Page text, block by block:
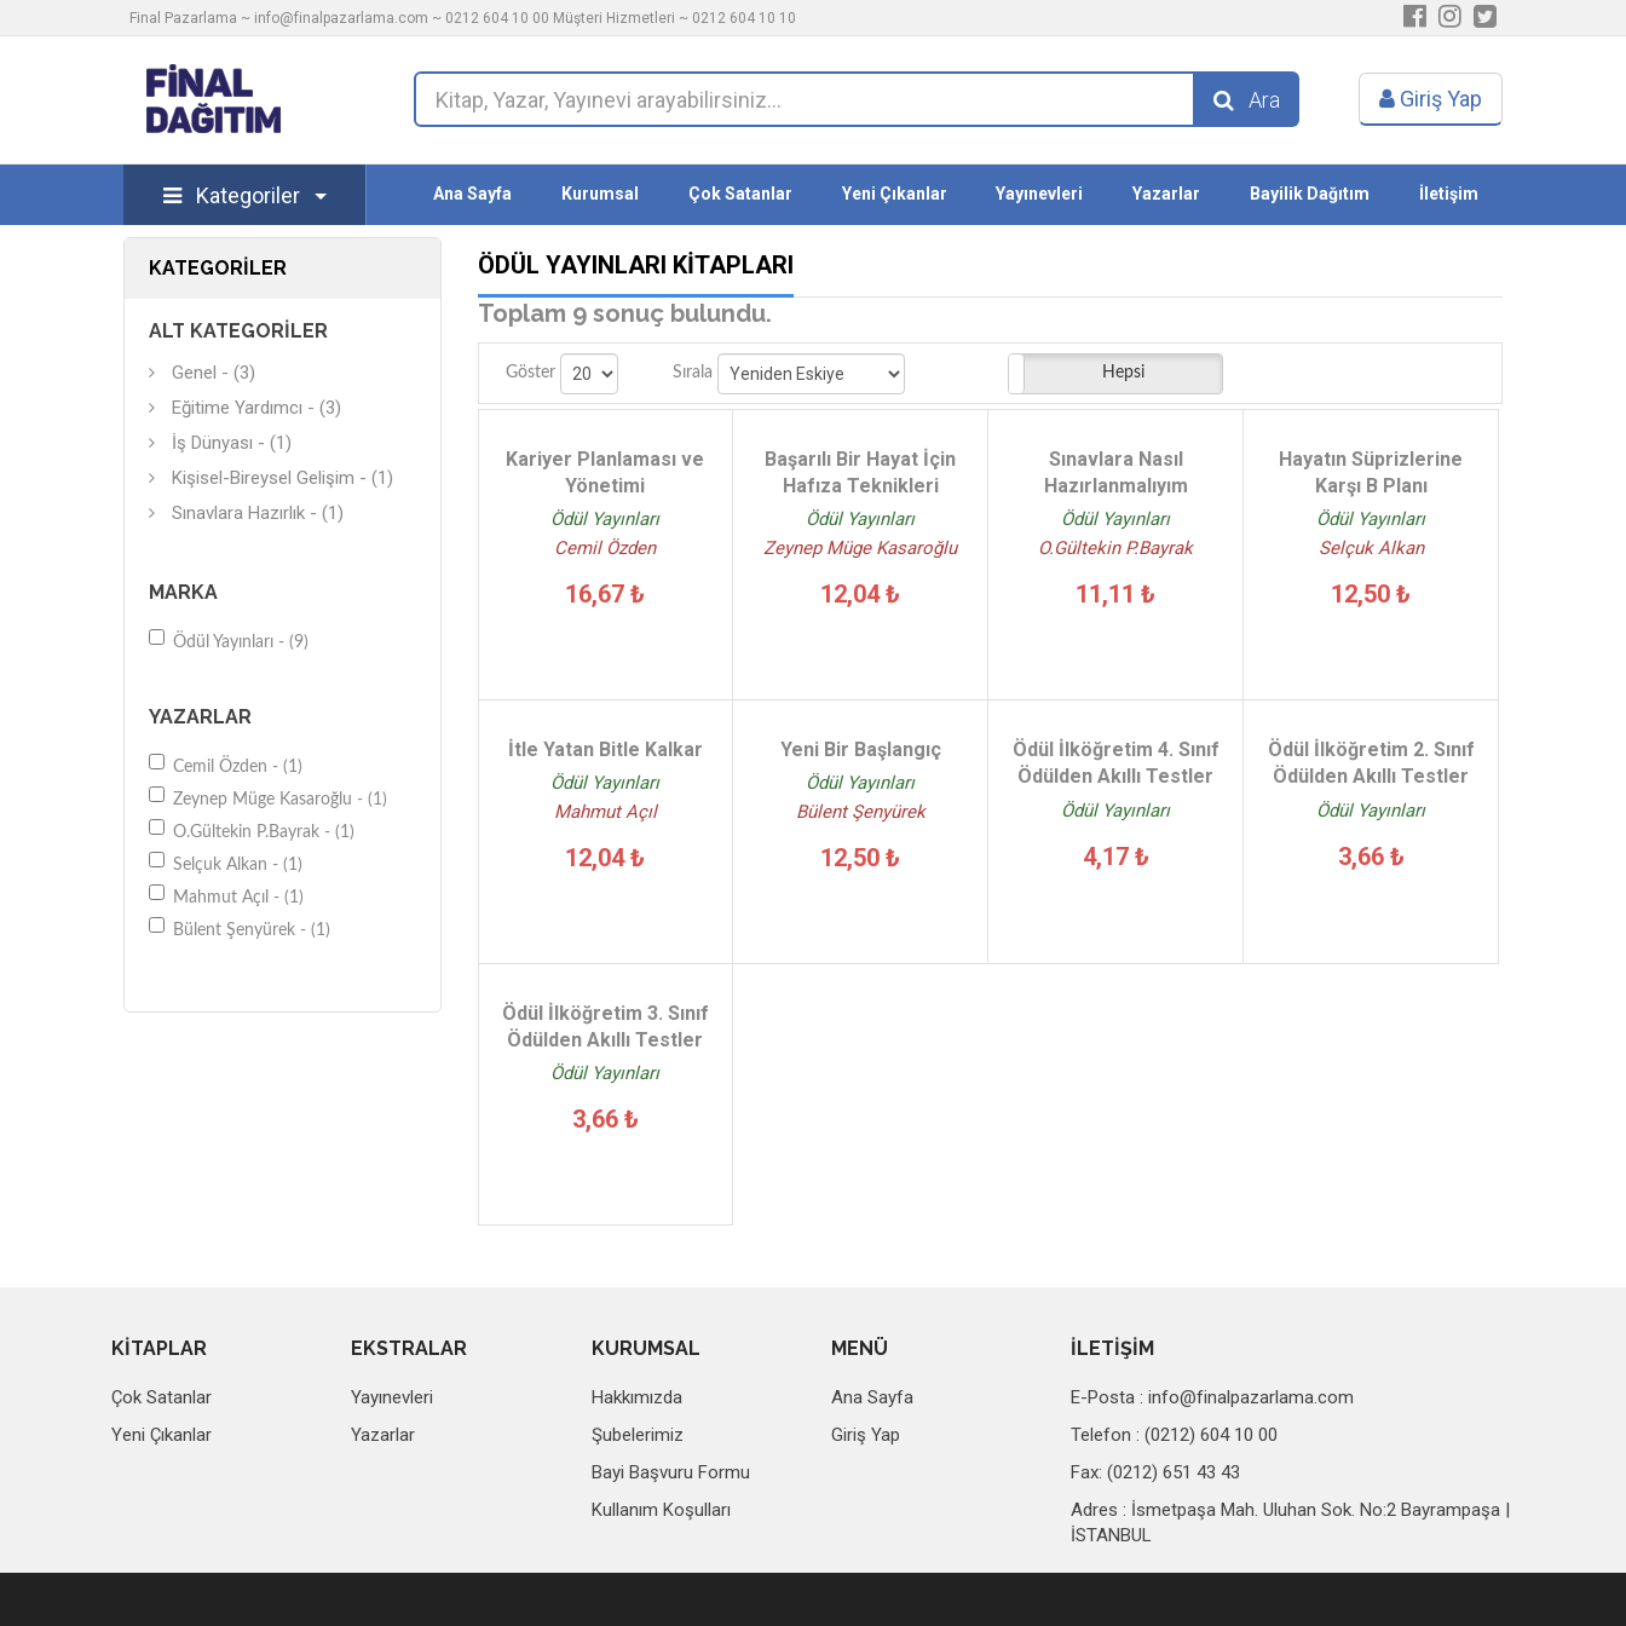
Final Pazarlama ~ info@finalpazarlama.com ~ 0212 604 10 00 Müşteri Hizmetleri ~ 0212 604 10 10
Ara Giriş Yap
Kategoriler Ana Sayfa Kurumsal Çok Satanlar Yeni Çıkanlar Yayınevleri Yazarlar Bayilik Dağıtım İletişim
KATEGORILER
ALT KATEGORILER
Genel - (3)
Eğitime Yardımcı - (3)
İş Dünyası - (1)
Kişisel-Bireysel Gelişim - (1)
Sınavlara Hazırlık - (1)
MARKA
Ödül Yayınları - (9)
YAZARLAR
Cemil Özden - (1)
Zeynep Müge Kasaroğlu - (1)
O.Gültekin P.Bayrak - (1)
Selçuk Alkan - (1)
Mahmut Açıl - (1)
Bülent Şenyürek - (1)
ÖDÜL YAYINLARI KITAPLARI
Toplam 9 sonuç bulundu.
Göster Sırala Stoktakiler Hepsi
Kariyer Planlaması ve
Yönetimi
Ödül Yayınları
Cemil Özden
16,67 ₺
Başarılı Bir Hayat İçin
Hafıza Teknikleri
Ödül Yayınları
Zeynep Müge Kasaroğlu
12,04 ₺
Sınavlara Nasıl
Hazırlanmalıyım
Ödül Yayınları
O.Gültekin P.Bayrak
11,11 ₺
Hayatın Süprizlerine
Karşı B Planı
Ödül Yayınları
Selçuk Alkan
12,50 ₺
İtle Yatan Bitle Kalkar
Ödül Yayınları
Mahmut Açıl
12,04 ₺
Yeni Bir Başlangıç
Ödül Yayınları
Bülent Şenyürek
12,50 ₺
Ödül İlköğretim 4. Sınıf
Ödülden Akıllı Testler
Ödül Yayınları
4,17 ₺
Ödül İlköğretim 2. Sınıf
Ödülden Akıllı Testler
Ödül Yayınları
3,66 ₺
Ödül İlköğretim 3. Sınıf
Ödülden Akıllı Testler
Ödül Yayınları
3,66 ₺
KİTAPLAR
Çok Satanlar
Yeni Çıkanlar
EKSTRALAR
Yayınevleri
Yazarlar
KURUMSAL
Hakkımızda
Şubelerimiz
Bayi Başvuru Formu
Kullanım Koşulları
MENÜ
Ana Sayfa
Giriş Yap
İLETİŞİM
E-Posta :info@finalpazarlama.com
Telefon : (0212) 604 10 00
Fax: (0212) 651 43 43
Adres : İsmetpaşa Mah. Uluhan Sok. No:2 Bayrampaşa |
İSTANBUL